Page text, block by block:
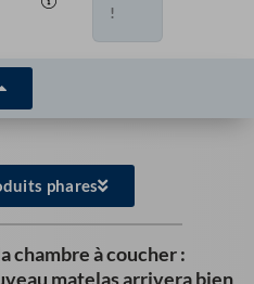
!
phares
chambre à coucher :
matelas arrivera bien